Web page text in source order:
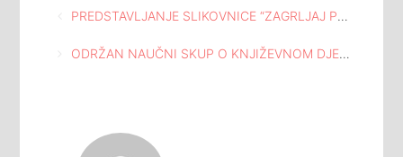
Navigacija
članaka
PREDSTAVLJANJE SLIKOVNICE “ZAGRLJAJ PLETENE HOBOTNICE” U SKLOPU MANIFESTACIJE VEZENI MOST 2021
ODRŽAN NAUČNI SKUP O KNJIŽEVNOM DJELU NASIHE KAPIDŽIĆ HADŽIĆ POVODOM 90 GODINA OD ROĐENJA PJESNIKINJE